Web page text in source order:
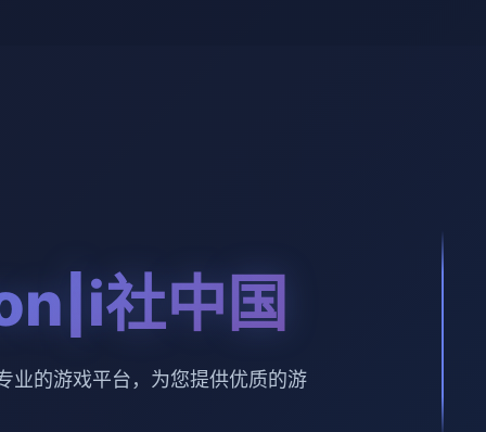
社中国
业的游戏平台，为您提供优质的游